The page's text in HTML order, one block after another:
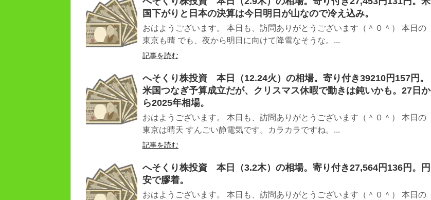
国下がりと日本の決算は今日明日が山なので冷え込み。
おはようございます。 本日も、訪問ありがとうございます（＾０＾） 本日の
東京も晴 でも、夜から明日に向けて降雪なそうな。...
記事を読む
へそくり株投資 本日（12.24火）の相場。寄り付き39210円157円。
米国つなぎ予算成立だが、クリスマス休暇で動きは鈍いかも。27日か
ら2025年相場。
おはようございます。 本日も、訪問ありがとうございます（＾０＾） 本日の
東京は晴天 すんごい静電気です。カラカラですね。...
記事を読む
へそくり株投資 本日（3.2木）の相場。寄り付き27,564円136円。円
安で膠着。
おはようございます。 本日も、訪問ありがとうございます（＾０＾） 本日の